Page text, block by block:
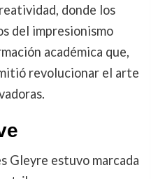
donde los
del impresionismo
académica que,
revolucionar el arte
Gleyre estuvo marcada